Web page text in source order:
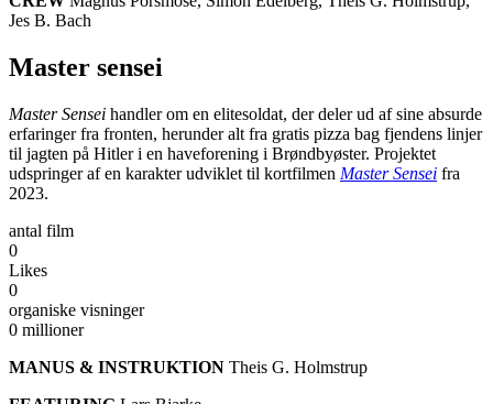
Jes B. Bach
Master sensei
Master Sensei handler om en elitesoldat, der deler ud af sine absurde
erfaringer fra fronten, herunder alt fra gratis pizza bag fjendens linjer
til jagten på Hitler i en haveforening i Brøndbyøster. Projektet
udspringer af en karakter udviklet til kortfilmen Master Sensei fra
2023.
antal film
0
Likes
0
organiske visninger
0 millioner
MANUS & INSTRUKTION Theis G. Holmstrup